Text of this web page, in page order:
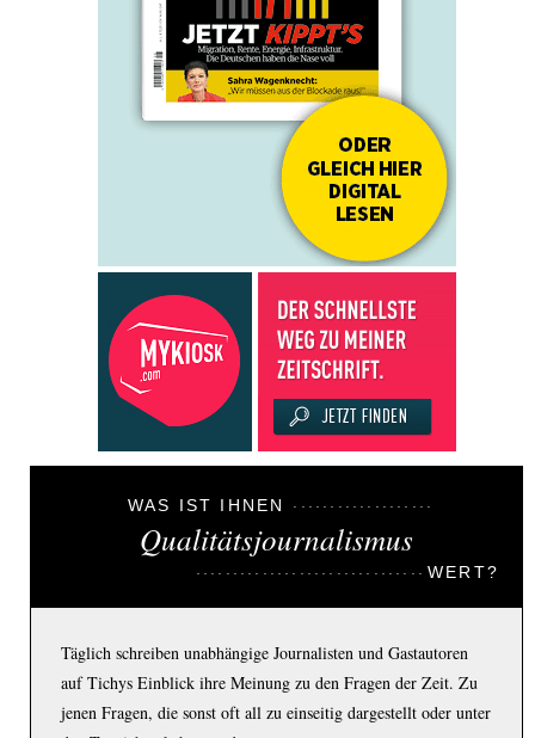
WAS IST IHNEN
Qualitätsjournalismus
WERT?
Täglich schreiben unabhängige Journalisten und Gastautoren
auf Tichys Einblick ihre Meinung zu den Fragen der Zeit. Zu
jenen Fragen, die sonst oft all zu einseitig dargestellt oder unter